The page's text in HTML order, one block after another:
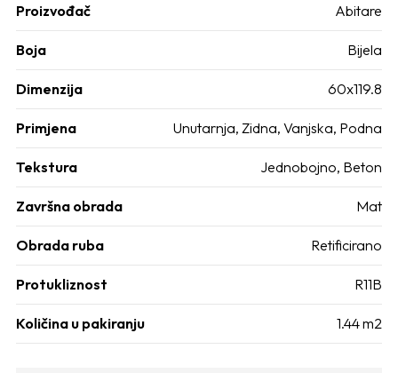
Proizvođač Abitare
Boja Bijela
Dimenzija 60x119.8
Primjena Unutarnja, Zidna, Vanjska, Podna
Tekstura Jednobojno, Beton
Završna obrada Mat
Obrada ruba Retificirano
Protukliznost R11B
Količina u pakiranju 1.44 m2